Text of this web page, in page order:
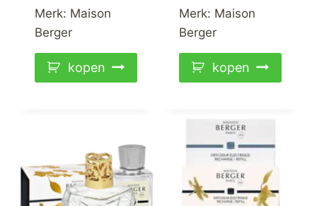
Merk: Maison
Berger
kopen
Merk: Maison
Berger
kopen